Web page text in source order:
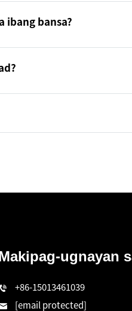
ibang bansa?
ugnayan
+86-15013461039
[email protected]